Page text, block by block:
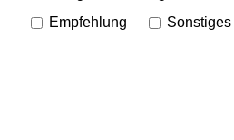
Empfehlung
Sonstiges